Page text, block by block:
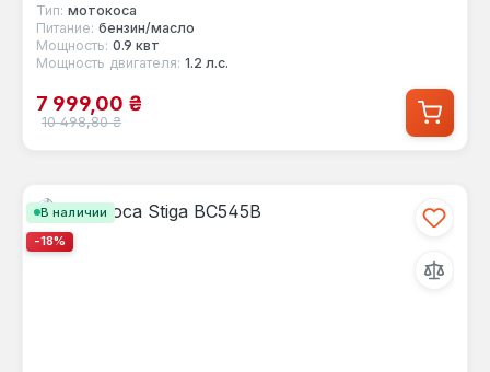
Тип: мотокоса
Питание: бензин/масло
Мощность: 0.9 квт
Мощность двигателя: 1.2 л.с.
Цена продажи:
7 999,00 ₴
Обычная цена:
10 498,80 ₴
В наличии
-18%